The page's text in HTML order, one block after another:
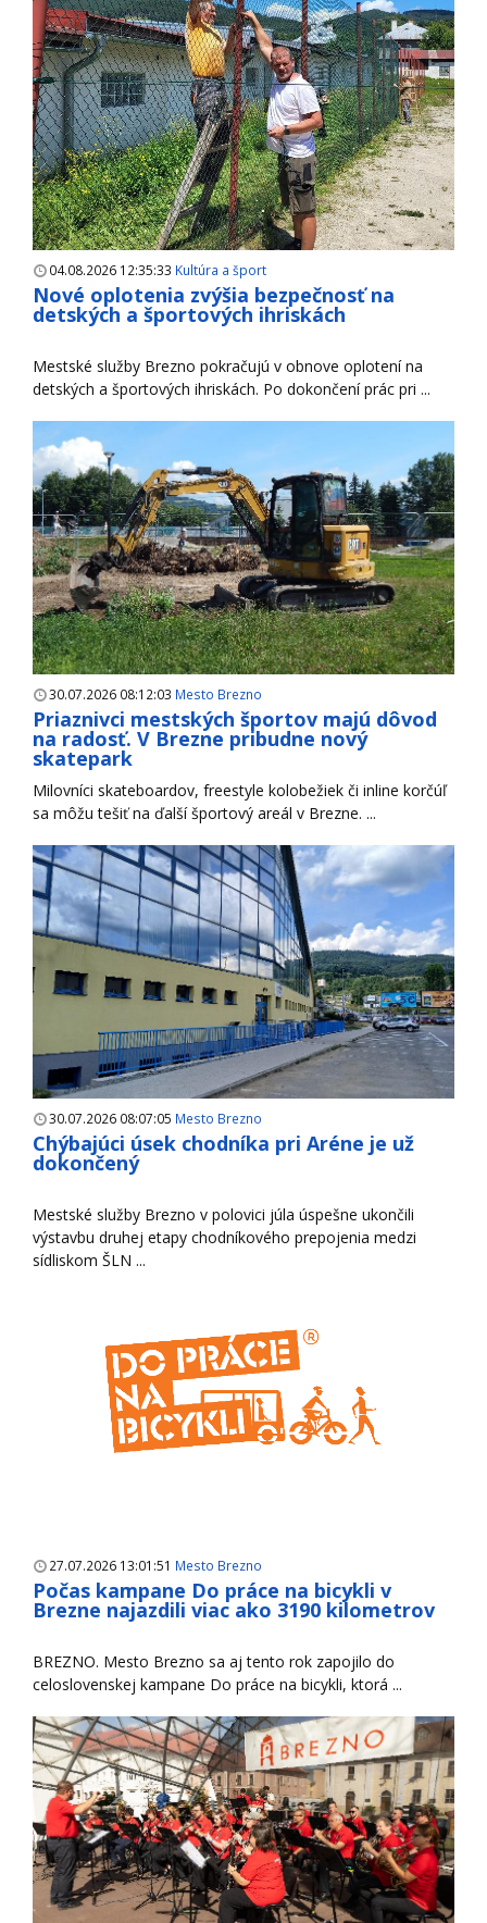
04.08.2026 12:35:33 Kultúra a šport
Nové oplotenia zvýšia bezpečnosť na
detských a športových ihriskách
Mestské služby Brezno pokračujú v obnove oplotení na
detských a športových ihriskách. Po dokončení prác pri ...
30.07.2026 08:12:03 Mesto Brezno
Priaznivci mestských športov majú dôvod
na radosť. V Brezne pribudne nový
skatepark
Milovníci skateboardov, freestyle kolobežiek či inline korčúľ
sa môžu tešiť na ďalší športový areál v Brezne. ...
30.07.2026 08:07:05 Mesto Brezno
Chýbajúci úsek chodníka pri Aréne je už
dokončený
Mestské služby Brezno v polovici júla úspešne ukončili
výstavbu druhej etapy chodníkového prepojenia medzi
sídliskom ŠLN ...
27.07.2026 13:01:51 Mesto Brezno
Počas kampane Do práce na bicykli v
Brezne najazdili viac ako 3190 kilometrov
BREZNO. Mesto Brezno sa aj tento rok zapojilo do
celoslovenskej kampane Do práce na bicykli, ktorá ...